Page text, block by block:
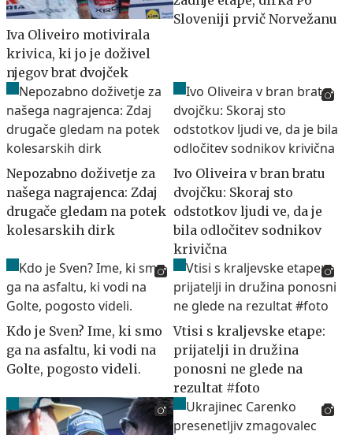
Iva Oliveiro motivirala
krivica, ki jo je doživel
njegov brat dvojček
Sloveniji prvič Norvežanu
Nepozabno doživetje za
našega nagrajenca: Zdaj
drugače gledam na potek
kolesarskih dirk
Ivo Oliveira v bran bratu
dvojčku: Skoraj sto
odstotkov ljudi ve, da je
bila odločitev sodnikov
krivična
Kdo je Sven? Ime, ki smo
ga na asfaltu, ki vodi na
Golte, pogosto videli.
Vtisi s kraljevske etape:
prijatelji in družina
ponosni ne glede na
rezultat #foto